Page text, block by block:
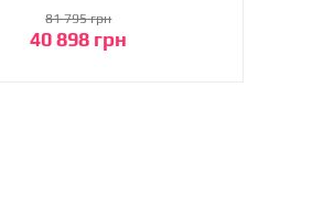
40 898 грн
81 795 грн
В корзину